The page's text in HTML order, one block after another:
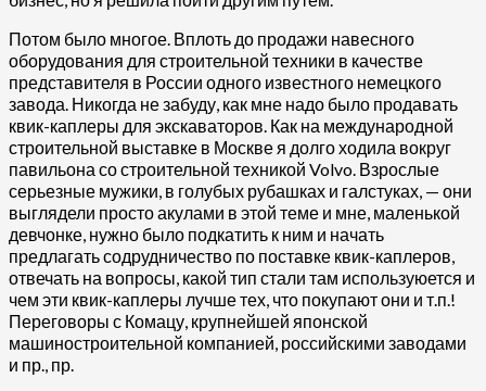
Потом было многое. Вплоть до продажи навесного
оборудования для строительной техники в качестве
представителя в России одного известного немецкого
завода. Никогда не забуду, как мне надо было продавать
квик-каплеры для экскаваторов. Как на международной
строительной выставке в Москве я долго ходила вокруг
павильона со строительной техникой Volvo. Взрослые
серьезные мужики, в голубых рубашках и галстуках, — они
выглядели просто акулами в этой теме и мне, маленькой
девчонке, нужно было подкатить к ним и начать
предлагать содрудничество по поставке квик-каплеров,
отвечать на вопросы, какой тип стали там используюется и
чем эти квик-каплеры лучше тех, что покупают они и т.п.!
Переговоры с Комацу, крупнейшей японской
машиностроительной компанией, российскими заводами
и пр., пр.